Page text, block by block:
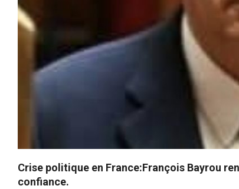
Crise politique en France:François Bayrou
confiance.